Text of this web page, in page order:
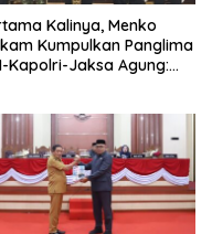
Kalinya, Menko
Kumpulkan Panglima
Kapolri-Jaksa Agung: